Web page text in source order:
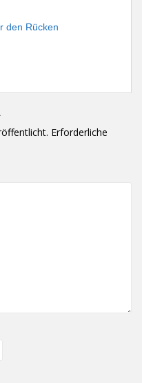
den Rücken
Erforderliche